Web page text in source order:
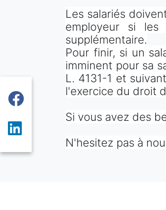
Les salariés
employeur si
supplémentaire.
Pour finir, si un
imminent pour sa
L. 4131-1 et
l'exercice du droit
Si vous avez des
N'hesitez pas à